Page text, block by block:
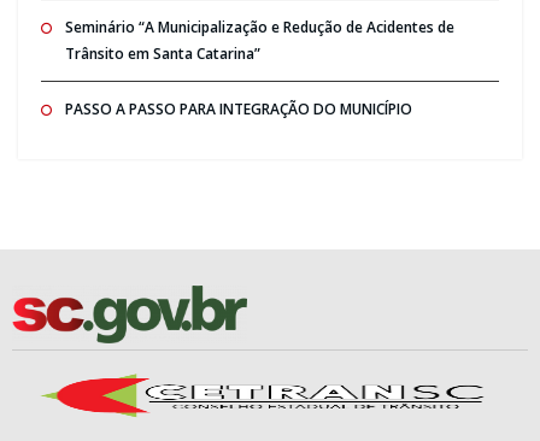
Seminário “A Municipalização e Redução de Acidentes de
Trânsito em Santa Catarina”
PASSO A PASSO PARA INTEGRAÇÃO DO MUNICÍPIO